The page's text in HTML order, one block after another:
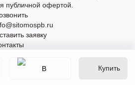
Купить
публичной офертой.
заявку